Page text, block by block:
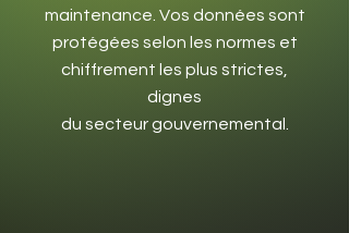
maintenance. Vos données sont
protégées selon les normes et
chiffrement les plus strictes,
dignes
du secteur gouvernemental.